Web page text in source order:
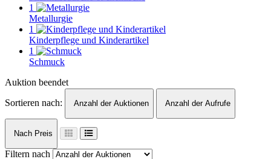
1
Metallurgie
1
Kinderpflege und Kinderartikel
1
Schmuck
Auktion beendet
Sortieren nach:
Anzahl der Auktionen Anzahl der Aufrufe
Nach Preis
Filtern nach